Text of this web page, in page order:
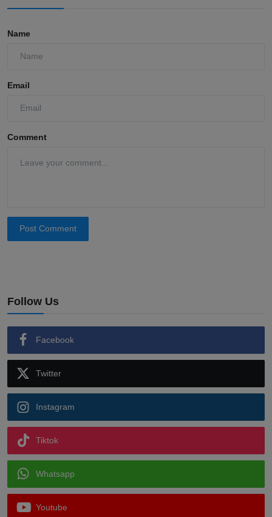
Name
Email
Comment
Post Comment
Follow Us
Facebook
Twitter
Instagram
Tiktok
Whatsapp
Youtube